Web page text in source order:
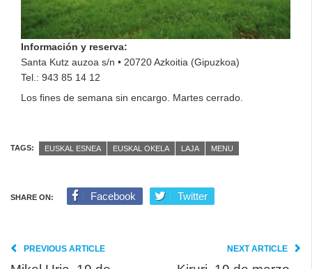
Información y reserva:
Santa Kutz auzoa s/n • 20720 Azkoitia (Gipuzkoa)
Tel.: 943 85 14 12
Los fines de semana sin encargo. Martes cerrado.
TAGS: EUSKAL ESNEA EUSKAL OKELA LAJA MENU
SHARE ON: Facebook Twitter
PREVIOUS ARTICLE NEXT ARTICLE